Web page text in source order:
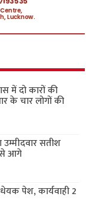
में दो कारों की
के चार लोगों की
सतीश
से आगे
पेश, कार्यवाही 2